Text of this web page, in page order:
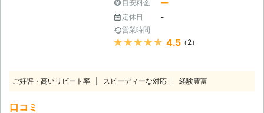
駆除 ・パソコン再生 ・OSインストー
ル代行 ・パーツの増設や交換 ●お客
様の都合に合ったご依頼方法！ 当店
へのご依頼方法は、店舗への持ち込
でお選びいただけます。 当店は東京
目安料金 ー
定休日 -
営業時間
★★★★★ 4.5（2）
ご好評・高いリピート率 スピーディーな対応 経験豊富
口コミ